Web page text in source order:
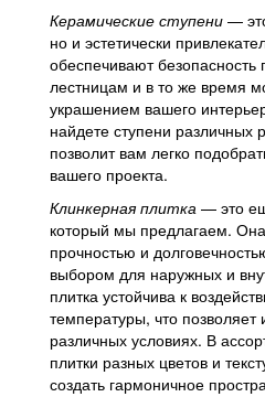
Керамические ступени —
но и эстетически
обеспечивают
лестницам и в то же время
украшением вашего
найдете ступени различных
позволит вам легко
вашего проекта.
Клинкерная плитка — это
который мы предлагаем.
прочностью и
выбором для наружных и
плитка устойчива к
температуры, что позволяет
различных условиях. В
плитки разных цветов и
создать гармоничное